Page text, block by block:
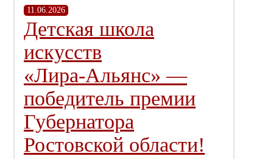
11.06.2026
Детская школа
искусств
«Лира‑Альянс» —
победитель премии
Губернатора
Ростовской области!